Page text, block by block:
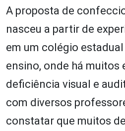
A proposta de
nasceu a partir de
em um colégio
ensino, onde há muitos
deficiência visual e
com diversos
constatar que muitos